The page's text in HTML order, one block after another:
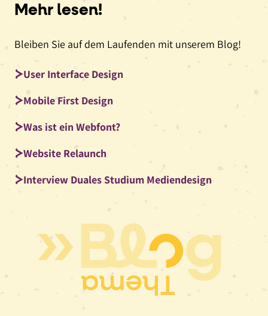
Mehr lesen!
Bleiben Sie auf dem Laufenden mit unserem Blog!
User Interface Design
Mobile First Design
Was ist ein Webfont?
Website Relaunch
Interview Duales Studium Mediendesign